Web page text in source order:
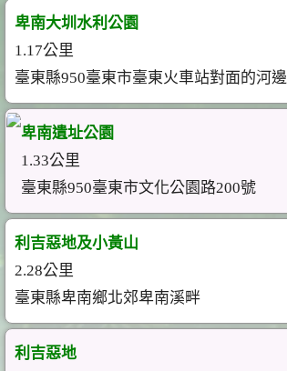
卑南大圳水利公園
1.17公里
臺東縣950臺東市臺東火車站對面的河邊
卑南遺址公園
1.33公里
臺東縣950臺東市文化公園路200號
利吉惡地及小黃山
2.28公里
臺東縣卑南鄉北郊卑南溪畔
利吉惡地